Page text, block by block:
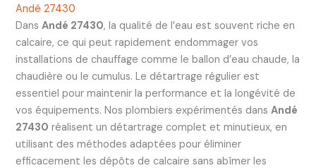
Andé 27430
Dans Andé 27430, la qualité de l’eau est souvent riche en
calcaire, ce qui peut rapidement endommager vos
installations de chauffage comme le ballon d’eau chaude, la
chaudière ou le cumulus. Le détartrage régulier est
essentiel pour maintenir la performance et la longévité de
vos équipements. Nos plombiers expérimentés dans Andé
27430 réalisent un détartrage complet et minutieux, en
utilisant des méthodes adaptées pour éliminer
efficacement les dépôts de calcaire sans abîmer les